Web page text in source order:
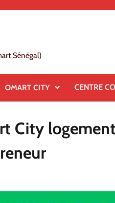
Sénégal)
OMART CITY CENTRE
City